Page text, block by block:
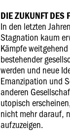
DIE ZUKUNFT DES
In den letzten
Stagnation kaum
Kämpfe
bestehender
werden und neue
Emanzipation und
anderen
utopisch
nicht mehr darauf,
aufzuzeigen.